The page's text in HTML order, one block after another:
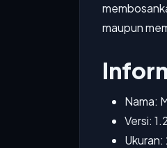
maupun
Nama:
Versi:
Ukuran: